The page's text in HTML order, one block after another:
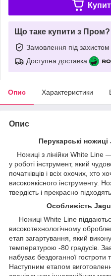
Що таке купити з Пром?
Замовлення під захистом
Доступна доставка
Опис Характеристики
Опис
Перукарські ножиці
Ножиці з лінійки White Line
у роботі інструмент, який
початківців і всіх охочих, хто
високоякісного інструменту.
твердість і прекрасно
Особливість
Ножиці White Line
високотехнологічному
етап загартування, який
температурою -80 градусів.
набуває бездоганної гостроти
Наступним етапом